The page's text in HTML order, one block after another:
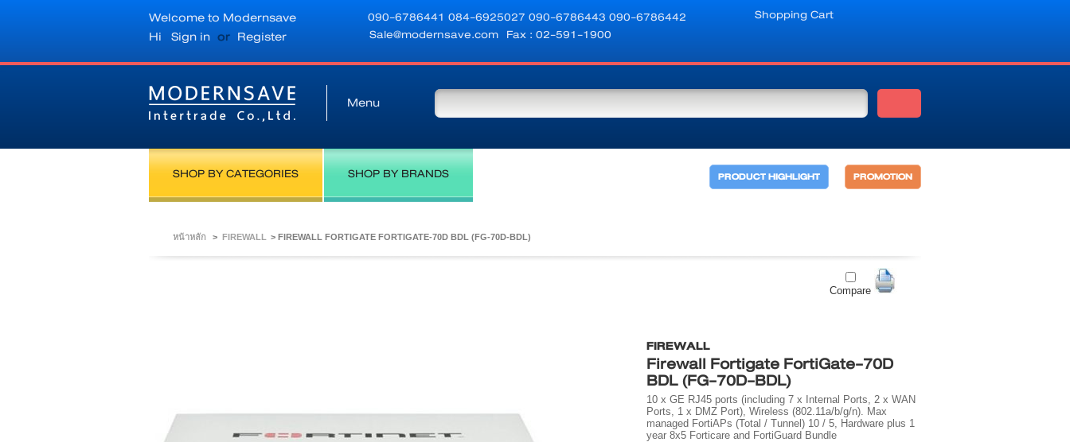
Welcome to Modernsave
Hi Sign in or Register
090-6786441084-6925027090-6786443090-6786442
Sale@modernsave.com Fax : 02-591-1900
Shopping Cart
Menu
SHOP BY CATEGORIES SHOP BY BRANDS PROMOTION
PRODUCT HIGHLIGHT
หน้าหลัก > FIREWALL > FIREWALL FORTIGATE FORTIGATE-70D BDL (FG-70D-BDL)
Compare
FIREWALL
Firewall Fortigate FortiGate-70D
BDL (FG-70D-BDL)
10 x GE RJ45 ports (including 7 x Internal Ports, 2 x WAN
Ports, 1 x DMZ Port), Wireless (802.11a/b/g/n). Max
managed FortiAPs (Total / Tunnel) 10 / 5, Hardware plus 1
year 8x5 Forticare and FortiGuard Bundle